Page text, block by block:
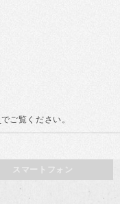
でご覧ください。
スマートフォン